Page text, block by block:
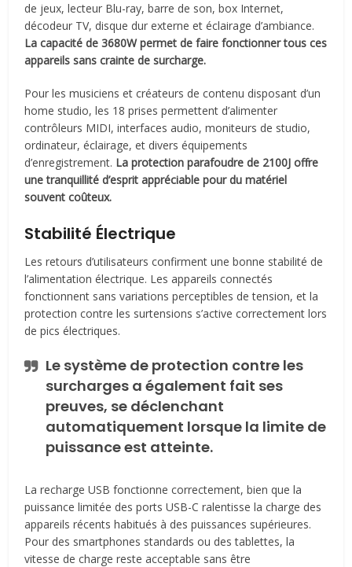
de jeux, lecteur Blu-ray, barre de son, box Internet,
décodeur TV, disque dur externe et éclairage d’ambiance.
La capacité de 3680W permet de faire fonctionner tous ces
appareils sans crainte de surcharge.
Pour les musiciens et créateurs de contenu disposant d’un
home studio, les 18 prises permettent d’alimenter
contrôleurs MIDI, interfaces audio, moniteurs de studio,
ordinateur, éclairage, et divers équipements
d’enregistrement. La protection parafoudre de 2100J offre
une tranquillité d’esprit appréciable pour du matériel
souvent coûteux.
Stabilité Électrique
Les retours d’utilisateurs confirment une bonne stabilité de
l’alimentation électrique. Les appareils connectés
fonctionnent sans variations perceptibles de tension, et la
protection contre les surtensions s’active correctement lors
de pics électriques.
Le système de protection contre les
surcharges a également fait ses
preuves, se déclenchant
automatiquement lorsque la limite de
puissance est atteinte.
La recharge USB fonctionne correctement, bien que la
puissance limitée des ports USB-C ralentisse la charge des
appareils récents habitués à des puissances supérieures.
Pour des smartphones standards ou des tablettes, la
vitesse de charge reste acceptable sans être